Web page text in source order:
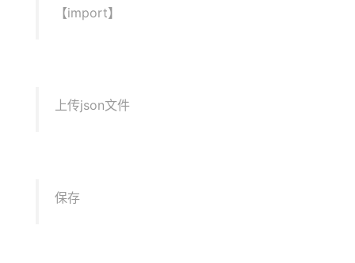
【import】
上传json文件
保存